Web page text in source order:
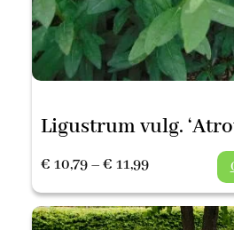
Ligustrum vulg.
€ 10,79–€ 11,99Prijsklasse:
€ 10,79
tot